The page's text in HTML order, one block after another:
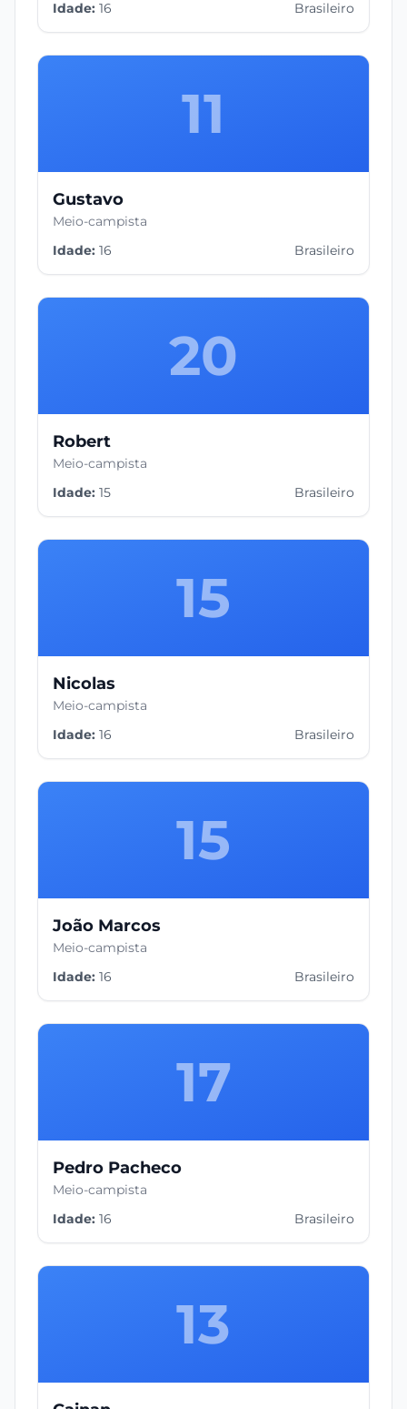
Idade: 16 Brasileiro
11
Gustavo
Meio-campista
Idade: 16 Brasileiro
20
Robert
Meio-campista
Idade: 15 Brasileiro
15
Nicolas
Meio-campista
Idade: 16 Brasileiro
15
João Marcos
Meio-campista
Idade: 16 Brasileiro
17
Pedro Pacheco
Meio-campista
Idade: 16 Brasileiro
13